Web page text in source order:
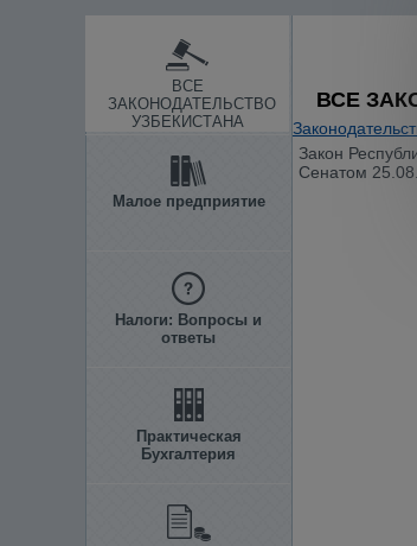
ВСЕ
ЗАКОНОДАТЕЛЬСТВО
УЗБЕКИСТАНА
Малое предприятие
Налоги: Вопросы и
ответы
Практическая
Бухгалтерия
ВСЕ
Закон
Сенатом